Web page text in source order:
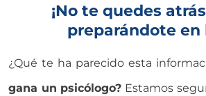
¡No te quedes
preparándote en
¿Qué te ha parecido esta
gana un psicólogo? Estamos